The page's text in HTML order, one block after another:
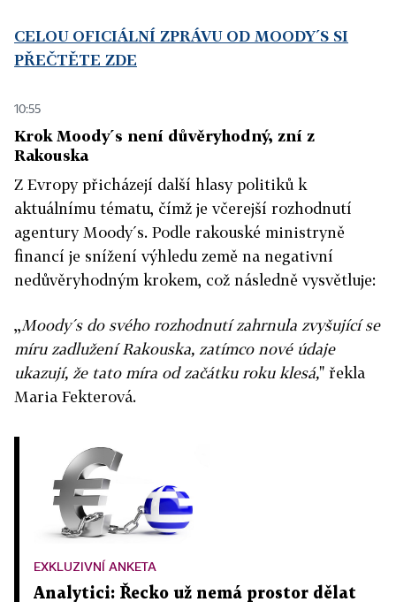
CELOU OFICIÁLNÍ ZPRÁVU OD MOODY´S SI
PŘEČTĚTE ZDE
10:55
Krok Moody´s není důvěryhodný, zní z
Rakouska
Z Evropy přicházejí další hlasy politiků k
aktuálnímu tématu, čímž je včerejší rozhodnutí
agentury Moody´s. Podle rakouské ministryně
financí je snížení výhledu země na negativní
nedůvěryhodným krokem, což následně vysvětluje:
,,Moody´s do svého rozhodnutí zahrnula zvyšující se
míru zadlužení Rakouska, zatímco nové údaje
ukazují, že tato míra od začátku roku klesá," řekla
Maria Fekterová.
EXKLUZIVNÍ ANKETA
Analytici: Řecko už nemá prostor dělat